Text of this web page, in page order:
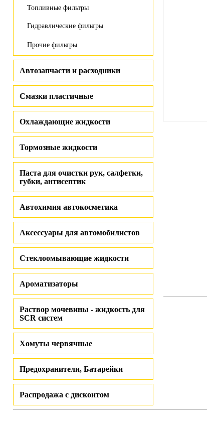
Топливные фильтры
Гидравлические фильтры
Прочие фильтры
Автозапчасти и расходники
Смазки пластичные
Охлаждающие жидкости
Тормозные жидкости
Паста для очистки рук, салфетки,
губки, антисептик
Автохимия автокосметика
Аксессуары для автомобилистов
Стеклоомывающие жидкости
Ароматизаторы
Раствор мочевины - жидкость для
SCR систем
Хомуты червячные
Предохранители, Батарейки
Распродажа с дисконтом